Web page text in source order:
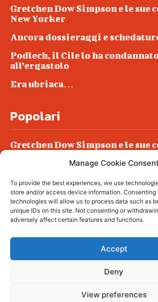
Manage Cookie Consent
To provide the best experiences, we use
store and/or access device information. Consenting
technologies will allow us to process data such as
unique IDs on this site. Not consenting or
adversely affect certain features and functions.
Accept
Deny
View preferences
Gretchen Dow Simpson e le sue
New Yorker
Ancora dossieraggi e
Podlech, il Cile lo ha
all’ergastolo
Era ubriaca…
Popolari
Gretchen Dow Simpson e le sue
Podlech, il Cile lo ha
all’ergastolo
Era ubriaca…
© tagDiv - All rights reserved.
complete News Portal about living,